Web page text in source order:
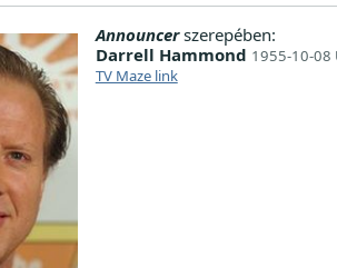
Announcerszerepében:
Darrell Hammond 1955-10-08
TV Maze link